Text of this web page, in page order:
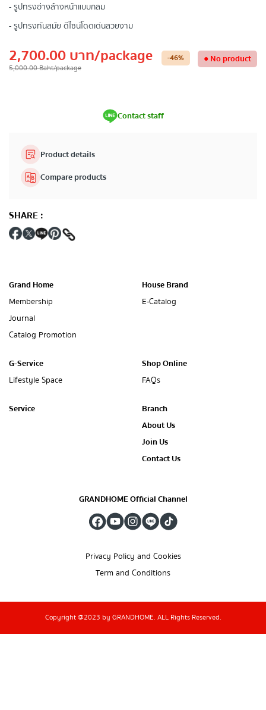
- รูปทรงอ่างล้างหน้าแบบกลม
- รูปทรงทันสมัย ดีไซน์โดดเด่นสวยงาม
2,700.00บาท/package
5,000.00Baht/package
-46% ●No product
Contact staff
Product details
Compare products
SHARE:
Grand Home
Membership
Journal
Catalog Promotion
House Brand
E-Catalog
G-Service
Lifestyle Space
Shop Online
FAQs
Service
Branch
About Us
Join Us
Contact Us
GRANDHOME Official Channel
Privacy Policy and Cookies
Term and Conditions
Copyright @2023 by GRANDHOME. ALL Rights Reserved.